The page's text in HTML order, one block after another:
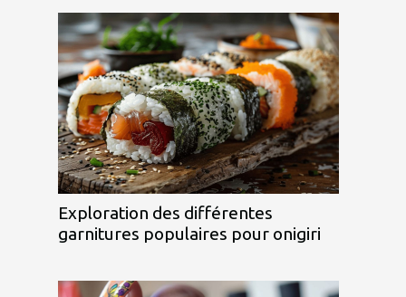
Exploration des différentes
garnitures populaires pour onigiri